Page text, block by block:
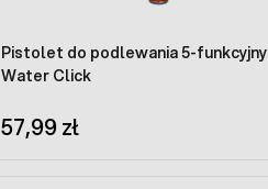
Pistolet do podlewania 5-funkcyjny
Water Click
57,99 zł